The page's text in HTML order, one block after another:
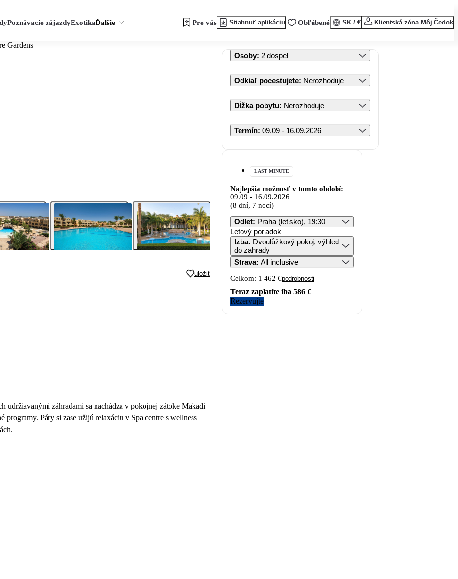
Poznávacie zájazdyExotikaĎalšie Pre vás Stiahnuť aplikáciu Obľúbené SK / € Klientská zóna Môj Čedok
Gardens
uložiť
záhradami sa nachádza v pokojnej zátoke Makadi
Páry si zase užijú relaxáciu v Spa centre s wellness
Osoby: 2 dospelí
Odkiaľ pocestujete: Nerozhoduje
Dĺžka pobytu: Nerozhoduje
Termín: 09.09 - 16.09.2026
LAST MINUTE
Najlepšia možnosť v tomto období:
09.09 - 16.09.2026
(8 dní, 7 nocí)
Odlet: Praha (letisko), 19:30
Letový poriadok
Izba: Dvoulůžkový pokoj, výhled
do zahrady
Strava: All inclusive
Celkom: 1 462 €podrobnosti
Teraz zaplatíte iba 586 €
Rezervujte